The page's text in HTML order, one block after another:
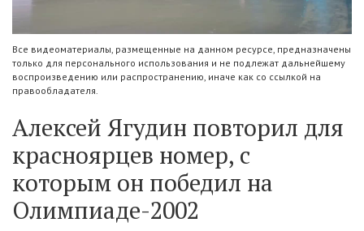
Все видеоматериалы, размещенные на данном ресурсе, предназначены
только для персонального использования и не подлежат дальнейшему
воспроизведению или распространению, иначе как со ссылкой на
правообладателя.
Алексей Ягудин повторил для
красноярцев номер, с
которым он победил на
Олимпиаде-2002